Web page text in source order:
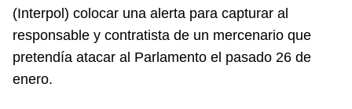
(Interpol) colocar una alerta para capturar al
responsable y contratista de un mercenario que
pretendía atacar al Parlamento el pasado 26 de
enero.